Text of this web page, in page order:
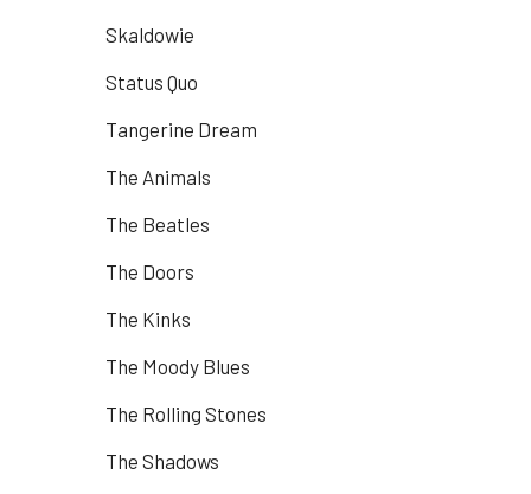
Skaldowie
Status Quo
Tangerine Dream
The Animals
The Beatles
The Doors
The Kinks
The Moody Blues
The Rolling Stones
The Shadows